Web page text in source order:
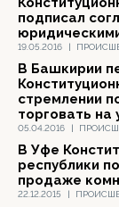
19.05.2016 |
подписал
05.04.2016 |
В Башкирии
стремлении
торговать на
22.12.2015 |
В Уфе
республики
продаже